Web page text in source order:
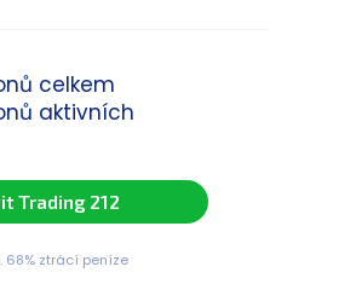
celkem
aktivních
Trading 212
68% ztrácí peníze